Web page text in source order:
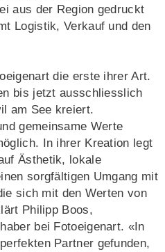
aus der Region gedruckt
Logistik, Verkauf und den
die erste ihrer Art.
bis jetzt ausschliesslich
am See kreiert.
gemeinsame Werte
In ihrer Kreation legt
Ästhetik, lokale
sorgfältigen Umgang mit
sich mit den Werten von
Philipp Boos,
bei Fotoeigenart. «In
Partner gefunden,